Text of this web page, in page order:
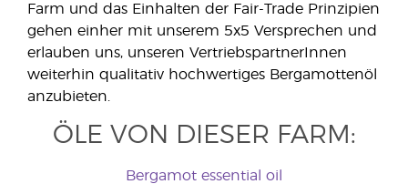
Farm und das Einhalten der Fair-Trade Prinzipien
gehen einher mit unserem 5x5 Versprechen und
erlauben uns, unseren VertriebspartnerInnen
weiterhin qualitativ hochwertiges Bergamottenöl
anzubieten.
ÖLE VON DIESER FARM:
Bergamot essential oil